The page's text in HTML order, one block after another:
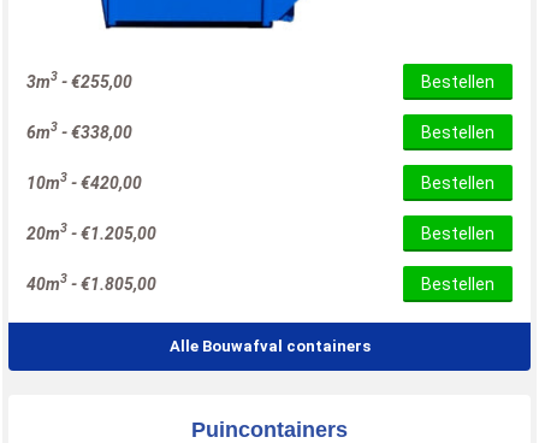
3m3 -€255,00 Bestellen
6m3 -€338,00 Bestellen
10m3 -€420,00 Bestellen
20m3 -€1.205,00 Bestellen
40m3 -€1.805,00 Bestellen
Alle Bouwafval containers
Puincontainers